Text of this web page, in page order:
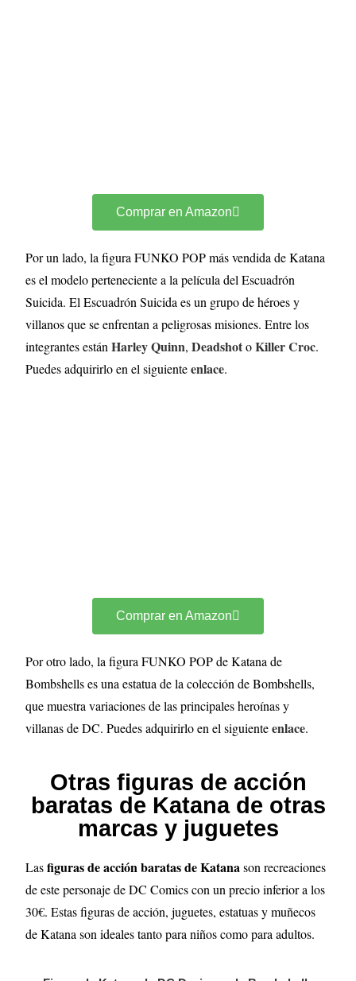
Comprar en Amazon
Por un lado, la figura FUNKO POP más vendida de Katana
es el modelo perteneciente a la película del Escuadrón
Suicida. El Escuadrón Suicida es un grupo de héroes y
villanos que se enfrentan a peligrosas misiones. Entre los
integrantes estánHarley Quinn,DeadshotoKiller Croc.
Puedes adquirirlo en el siguienteenlace.
Comprar en Amazon
Por otro lado, la figura FUNKO POP de Katana de
Bombshells es una estatua de la colección de Bombshells,
que muestra variaciones de las principales heroínas y
villanas de DC. Puedes adquirirlo en el siguienteenlace.
Otras figuras de acción
baratas de Katana de otras
marcas y juguetes
Lasfiguras de acción baratas de Katanason recreaciones
de este personaje de DC Comics con un precio inferior a los
30€. Estas figuras de acción, juguetes, estatuas y muñecos
de Katana son ideales tanto para niños como para adultos.